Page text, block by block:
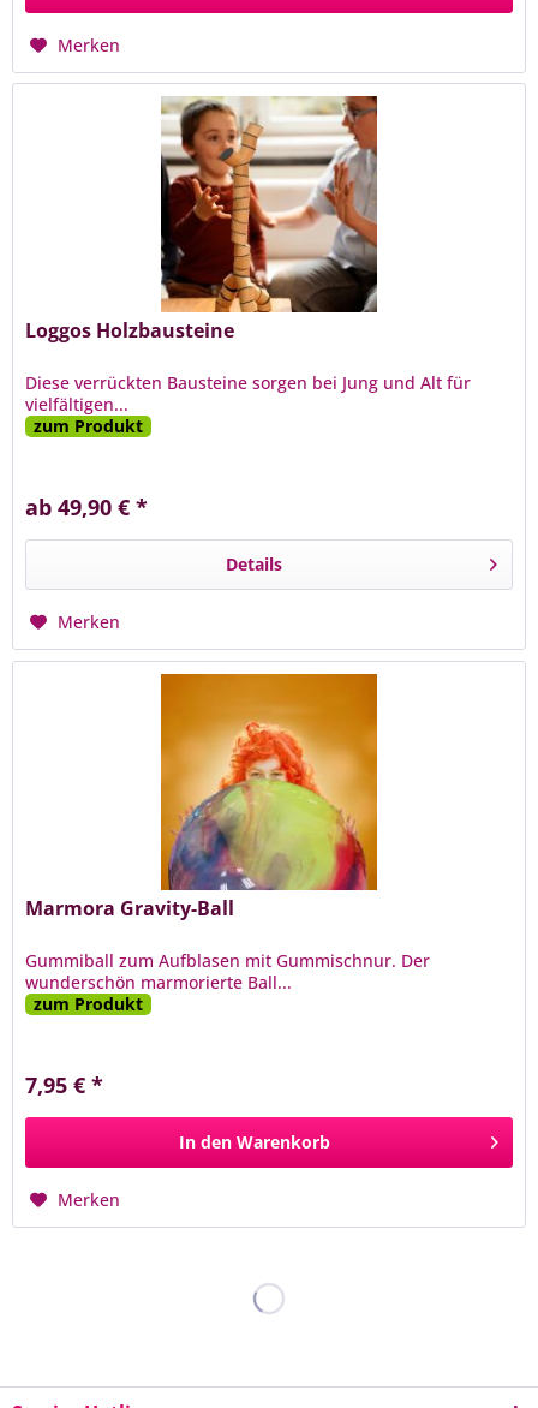
Merken
Loggos Holzbausteine
Diese verrückten Bausteine sorgen bei Jung und Alt für
vielfältigen...
zum Produkt
ab 49,90 € *
Details
Merken
Marmora Gravity-Ball
Gummiball zum Aufblasen mit Gummischnur. Der
wunderschön marmorierte Ball...
zum Produkt
7,95 € *
In den Warenkorb
Merken